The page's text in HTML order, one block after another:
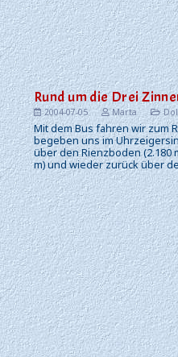
Rund um die Drei
2004-07-05 Marta
Mit dem Bus fahren wir zum
begeben uns im
über den Rienzboden (2.180
m) und wieder zurück über